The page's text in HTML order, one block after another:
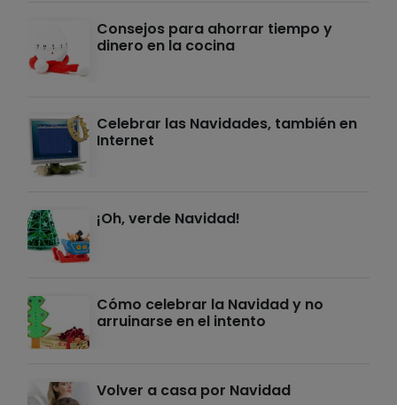
Consejos para ahorrar tiempo y
dinero en la cocina
Celebrar las Navidades, también en
Internet
¡Oh, verde Navidad!
Cómo celebrar la Navidad y no
arruinarse en el intento
Volver a casa por Navidad